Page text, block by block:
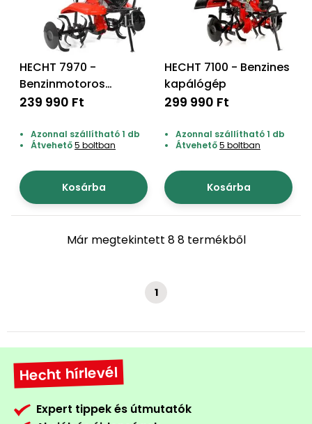
HECHT 7970 -
Benzinmotoros
kapálógép
239 990 Ft
Azonnal szállítható 1 db
Átvehető5 boltban
Kosárba
HECHT 7100 - Benzines
kapálógép
299 990 Ft
Azonnal szállítható 1 db
Átvehető5 boltban
Kosárba
Már megtekintett 8 8 termékből
1
Hecht hírlevél
Expert tippek és útmutatók